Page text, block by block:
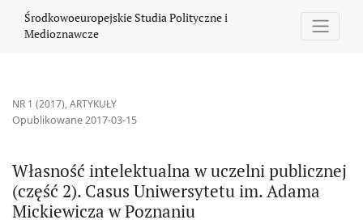
Środkowoeuropejskie Studia Polityczne i
Medioznawcze
NR 1 (2017),ARTYKUŁY
Własność intelektualna w uczelni publicznej
(część 2). Casus Uniwersytetu im. Adama
Mickiewicza w Poznaniu
Opublikowane 2017-03-15